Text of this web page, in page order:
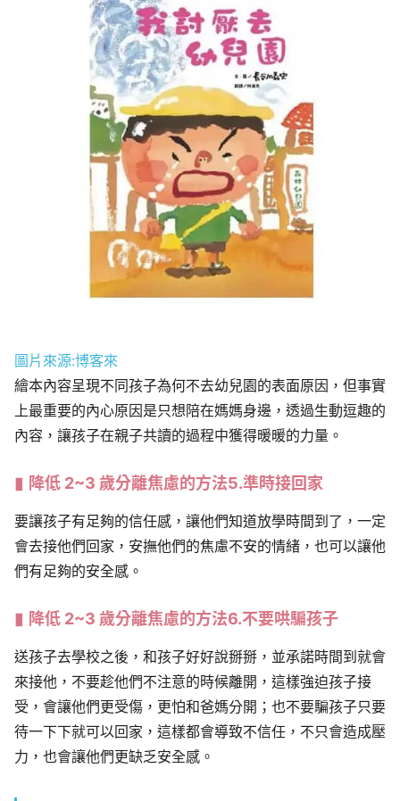
圖片來源:博客來
繪本內容呈現不同孩子為何不去幼兒園的表面原因，但事實
上最重要的內心原因是只想陪在媽媽身邊，透過生動逗趣的
內容，讓孩子在親子共讀的過程中獲得暖暖的力量。
降低 2~3 歲分離焦慮的方法5.準時接回家
要讓孩子有足夠的信任感，讓他們知道放學時間到了，一定
會去接他們回家，安撫他們的焦慮不安的情緒，也可以讓他
們有足夠的安全感。
降低 2~3 歲分離焦慮的方法6.不要哄騙孩子
送孩子去學校之後，和孩子好好說掰掰，並承諾時間到就會
來接他，不要趁他們不注意的時候離開，這樣強迫孩子接
受，會讓他們更受傷，更怕和爸媽分開；也不要騙孩子只要
待一下下就可以回家，這樣都會導致不信任，不只會造成壓
力，也會讓他們更缺乏安全感。